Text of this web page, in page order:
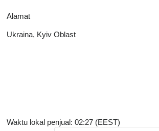
Alamat
Ukraina, Kyiv Oblast
Waktu lokal penjual: 02:27 (EEST)